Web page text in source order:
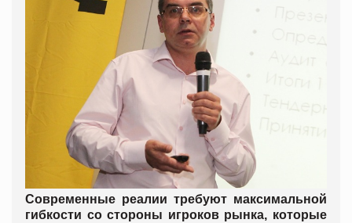
Современные реалии требуют максимальной
гибкости со стороны игроков рынка, которые